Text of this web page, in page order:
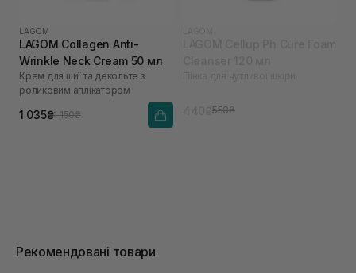
LAGOM
LAGOM Collagen Anti-
Wrinkle Neck Cream 50 мл
Крем для шиї та декольте з
роликовим аплікатором
1 035₴1 150₴ 550₴
Рекомендовані товари